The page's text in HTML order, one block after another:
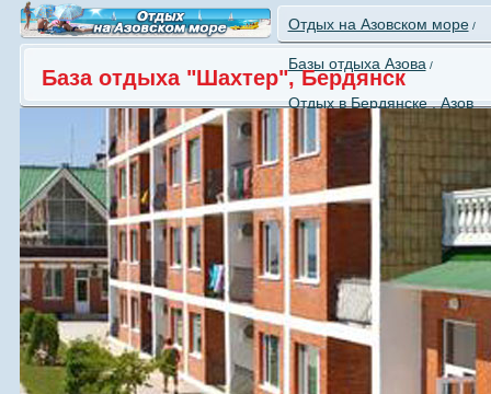
Отдых на Азовском море/
Базы отдыха Азова /
Отдых в Бердянске , Азов
База отдыха "Шахтер", Бердянск